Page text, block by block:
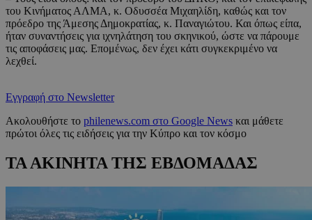
του Κινήματος ΑΛΜΑ, κ. Οδυσσέα Μιχαηλίδη, καθώς και τον
πρόεδρο της Άμεσης Δημοκρατίας, κ. Παναγιώτου. Και όπως είπα,
ήταν συναντήσεις για ιχνηλάτηση του σκηνικού, ώστε να πάρουμε
τις αποφάσεις μας. Επομένως, δεν έχει κάτι συγκεκριμένο να
λεχθεί.
Εγγραφή στο Newsletter
Ακολουθήστε το philenews.com στο Google News και μάθετε
πρώτοι όλες τις ειδήσεις για την Κύπρο και τον κόσμο
ΤΑ ΑΚΙΝΗΤΑ ΤΗΣ ΕΒΔΟΜΑΔΑΣ